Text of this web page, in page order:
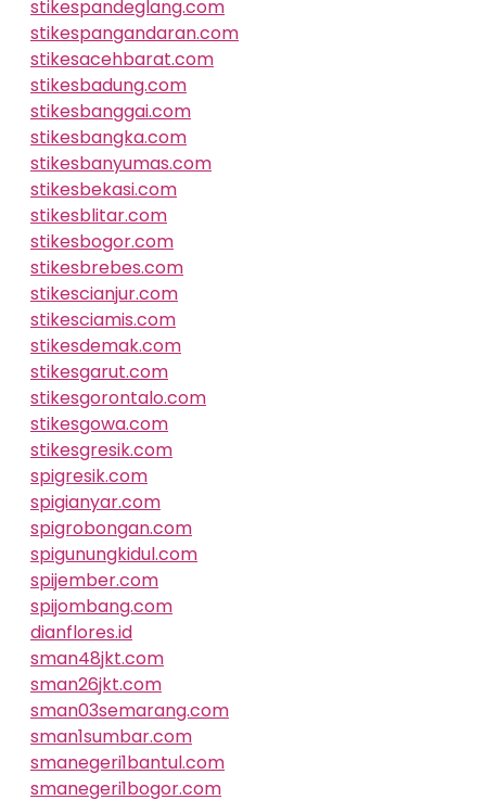
stikespandeglang.com
stikespangandaran.com
stikesacehbarat.com
stikesbadung.com
stikesbanggai.com
stikesbangka.com
stikesbanyumas.com
stikesbekasi.com
stikesblitar.com
stikesbogor.com
stikesbrebes.com
stikescianjur.com
stikesciamis.com
stikesdemak.com
stikesgarut.com
stikesgorontalo.com
stikesgowa.com
stikesgresik.com
spigresik.com
spigianyar.com
spigrobongan.com
spigunungkidul.com
spijember.com
spijombang.com
dianflores.id
sman48jkt.com
sman26jkt.com
sman03semarang.com
sman1sumbar.com
smanegeri1bantul.com
smanegeri1bogor.com